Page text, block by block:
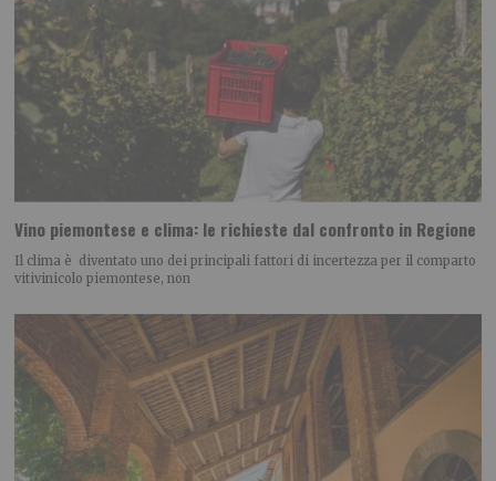
Vino piemontese e clima: le richieste dal confronto in Regione
Il clima è diventato uno dei principali fattori di incertezza per il comparto
vitivinicolo piemontese, non